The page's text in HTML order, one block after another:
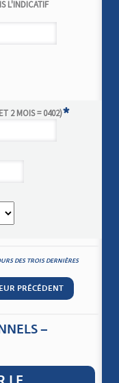
L'INDICATIF
2 MOIS = 0402)*
DES TROIS DERNIÈRES
PRÉCÉDENT
–